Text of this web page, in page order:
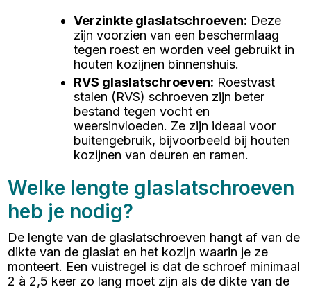
Verzinkte glaslatschroeven: Deze
zijn voorzien van een beschermlaag
tegen roest en worden veel gebruikt in
houten kozijnen binnenshuis.
RVS glaslatschroeven: Roestvast
stalen (RVS) schroeven zijn beter
bestand tegen vocht en
weersinvloeden. Ze zijn ideaal voor
buitengebruik, bijvoorbeeld bij houten
kozijnen van deuren en ramen.
Welke lengte glaslatschroeven
heb je nodig?
De lengte van de glaslatschroeven hangt af van de
dikte van de glaslat en het kozijn waarin je ze
monteert. Een vuistregel is dat de schroef minimaal
2 à 2,5 keer zo lang moet zijn als de dikte van de